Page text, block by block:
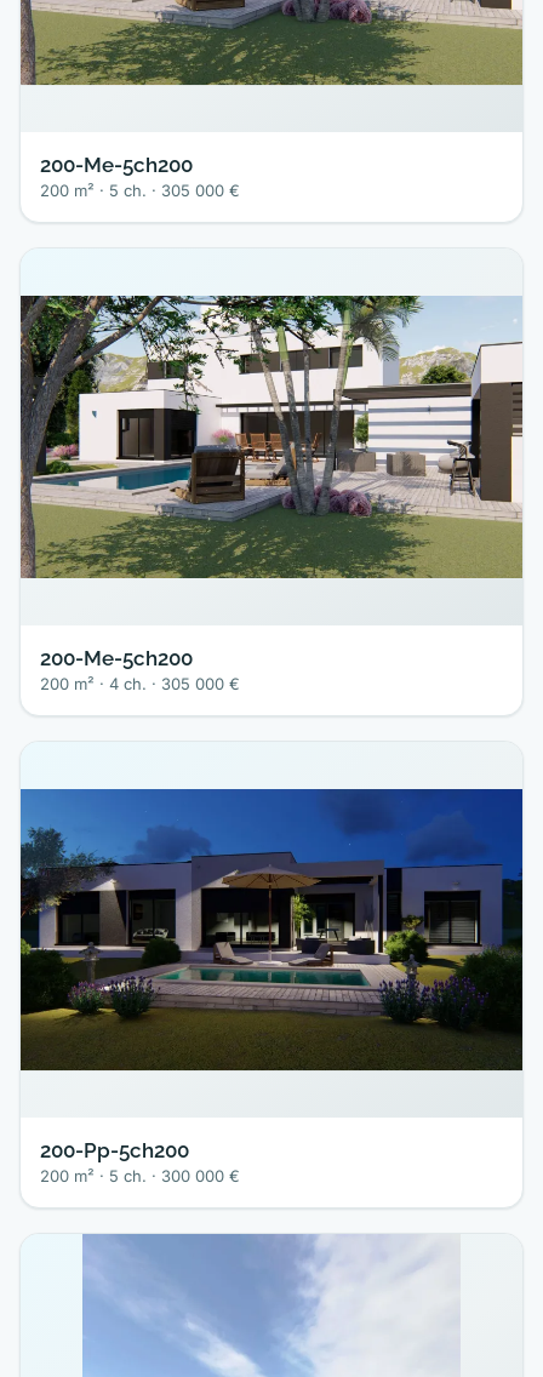
200-Me-5ch200
200 m² · 5 ch. · 305 000 €
200-Me-5ch200
200 m² · 4 ch. · 305 000 €
200-Pp-5ch200
200 m² · 5 ch. · 300 000 €